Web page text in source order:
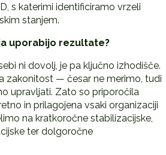
s katerimi identificiramo vrzeli
stanjem.
uporabijo rezultate?
ni dovolj, je pa ključno izhodišče.
zakonitost — česar ne merimo, tudi
upravljati. Zato so priporočila
in prilagojena vsaki organizaciji
na kratkoročne stabilizacijske,
ter dolgoročne